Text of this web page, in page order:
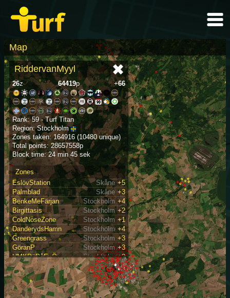
Map
RiddervanMyyl
26z 64419p +66
Rank: 59 - Turf Titan
Region: Stockholm
Zones taken: 164916 (10480 unique)
Total points: 28657558p
Block time: 24 min 45 sek
Zones
EslövStation
+5
Skåne
Palmblad
+3
Skåne
BenkeMeFärjan
+4
Stockholm
Birgittasis
+2
Stockholm
ColdNoseZone
+1
Stockholm
DanderydsHamn
+4
Stockholm
Greengrass
+3
Stockholm
GöranP
+3
Stockholm
HMKDöPåEnÖ
+2
Stockholm
Jonstorp
+4
Stockholm
Katlagrottan
+1
Stockholm
Krontennis
+1
Stockholm
Lalalahäll
+2
Stockholm